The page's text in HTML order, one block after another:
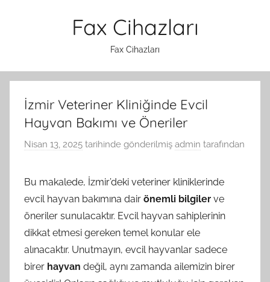
Fax Cihazları
Fax Cihazları
İzmir Veteriner Kliniğinde Evcil
Hayvan Bakımı ve Öneriler
Nisan 13, 2025 tarihinde gönderilmiş admin tarafından
Bu makalede, İzmir’deki veteriner kliniklerinde
evcil hayvan bakımına dair önemli bilgiler ve
öneriler sunulacaktır. Evcil hayvan sahiplerinin
dikkat etmesi gereken temel konular ele
alınacaktır. Unutmayın, evcil hayvanlar sadece
birer hayvan değil, aynı zamanda ailemizin birer